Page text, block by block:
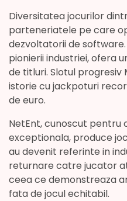
Diversitatea jocurilor
parteneriatele pe care
dezvoltatorii de
pionierii industriei, ofera
de titluri. Slotul progresiv
istorie cu jackpoturi
de euro.
NetEnt, cunoscut
exceptionala, produce
au devenit referinte in
returnare catre jucator
ceea ce demonstreaza
fata de jocul echitabil.